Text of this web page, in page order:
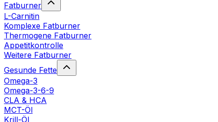
Fatburner
L-Carnitin
Komplexe Fatburner
Thermogene Fatburner
Appetitkontrolle
Weitere Fatburner
Gesunde Fette
Omega-3
Omega-3-6-9
CLA & HCA
MCT-Öl
Krill-Öl